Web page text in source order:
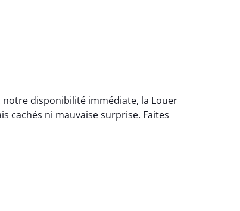
notre disponibilité immédiate, la Louer
cachés ni mauvaise surprise. Faites